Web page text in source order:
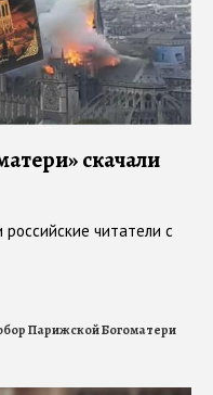
скачали
читатели с
Парижской Богоматери